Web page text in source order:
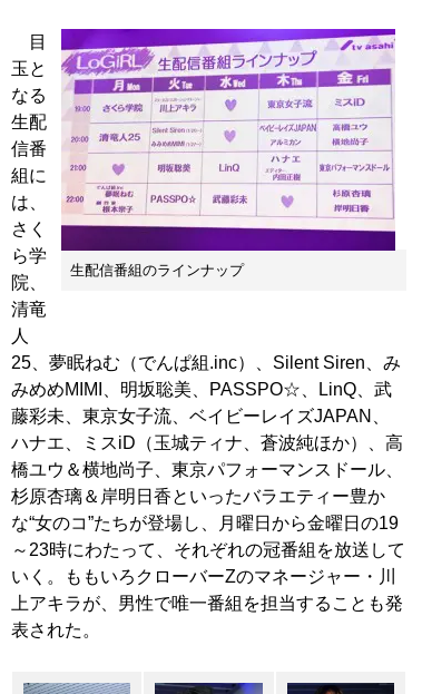
生配信番組のラインナップ
目
玉と
なる
生配
信番
組に
は、
さく
ら学
院、
清竜
人
25、夢眠ねむ（でんぱ組.inc）、Silent Siren、み
みめめMIMI、明坂聡美、PASSPO☆、LinQ、武
藤彩未、東京女子流、ベイビーレイズJAPAN、
ハナエ、ミスiD（玉城ティナ、蒼波純ほか）、高
橋ユウ＆横地尚子、東京パフォーマンスドール、
杉原杏璃＆岸明日香といったバラエティー豊か
な“女のコ”たちが登場し、月曜日から金曜日の19
～23時にわたって、それぞれの冠番組を放送して
いく。ももいろクローバーZのマネージャー・川
上アキラが、男性で唯一番組を担当することも発
表された。